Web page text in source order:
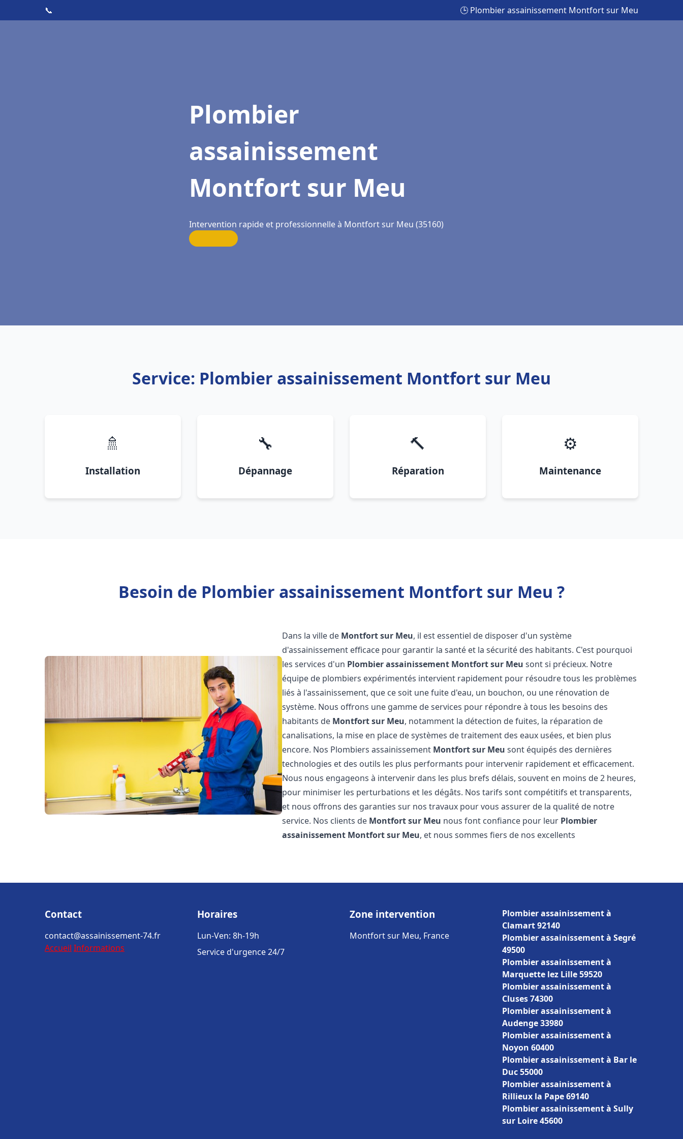
📞 🕒 Plombier assainissement Montfort sur Meu
Plombier
assainissement
Montfort sur Meu
Intervention rapide et professionnelle à Montfort sur Meu (35160)
Service: Plombier assainissement Montfort sur Meu
🚿
Installation
🔧
Dépannage
🔨
Réparation
⚙️
Maintenance
Besoin de Plombier assainissement Montfort sur Meu ?
Dans la ville de Montfort sur Meu, il est essentiel de disposer d'un système
d'assainissement efficace pour garantir la santé et la sécurité des habitants. C'est pourquoi
les services d'un Plombier assainissement Montfort sur Meu sont si précieux. Notre
équipe de plombiers expérimentés intervient rapidement pour résoudre tous les problèmes
liés à l'assainissement, que ce soit une fuite d'eau, un bouchon, ou une rénovation de
système. Nous offrons une gamme de services pour répondre à tous les besoins des
habitants de Montfort sur Meu, notamment la détection de fuites, la réparation de
canalisations, la mise en place de systèmes de traitement des eaux usées, et bien plus
encore. Nos Plombiers assainissement Montfort sur Meu sont équipés des dernières
technologies et des outils les plus performants pour intervenir rapidement et efficacement.
Nous nous engageons à intervenir dans les plus brefs délais, souvent en moins de 2 heures,
pour minimiser les perturbations et les dégâts. Nos tarifs sont compétitifs et transparents,
et nous offrons des garanties sur nos travaux pour vous assurer de la qualité de notre
service. Nos clients de Montfort sur Meu nous font confiance pour leur Plombier
assainissement Montfort sur Meu, et nous sommes fiers de nos excellents
Contact
contact@assainissement-74.fr
Accueil Informations
Horaires
Lun-Ven: 8h-19h
Service d'urgence 24/7
Zone intervention
Montfort sur Meu, France
Plombier assainissement à
Clamart 92140
Plombier assainissement à Segré
49500
Plombier assainissement à
Marquette lez Lille 59520
Plombier assainissement à
Cluses 74300
Plombier assainissement à
Audenge 33980
Plombier assainissement à
Noyon 60400
Plombier assainissement à Bar le
Duc 55000
Plombier assainissement à
Rillieux la Pape 69140
Plombier assainissement à Sully
sur Loire 45600